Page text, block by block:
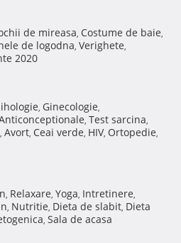
de mireasa, Costume de baie,
de logodna, Verighete,
2020
, Ginecologie,
, Test sarcina,
, Avort, Ceai verde, HIV, Ortopedie,
, Relaxare, Yoga, Intretinere,
, Nutritie, Dieta de slabit, Dieta
, Sala de acasa